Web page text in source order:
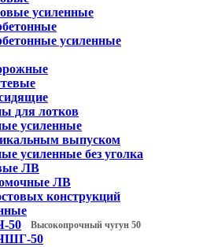
усиленные
усиленные
для лотков
усиленные
выпуском
усиленные без уголка
ЛВ
ЛВ
конструкций
50
Высокопрочный чугун 50
50